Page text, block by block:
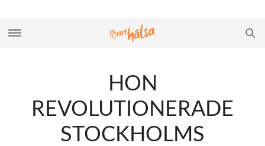
HON
REVOLUTIONERADE
STOCKHOLMS